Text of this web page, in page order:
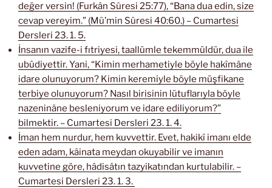
değer versin! (Furkân Sûresi 25:77), “Bana dua edin, size
cevap vereyim.” (Mü’min Sûresi 40:60.) – Cumartesi
Dersleri 23. 1. 5.
İnsanın vazife-i fıtriyesi, taallümle tekemmüldür, dua ile
ubûdiyettir. Yani, “Kimin merhametiyle böyle hakîmâne
idare olunuyorum? Kimin keremiyle böyle müşfikane
terbiye olunuyorum? Nasıl birisinin lütuflarıyla böyle
nazeninâne besleniyorum ve idare ediliyorum?”
bilmektir. – Cumartesi Dersleri 23. 1. 4.
İman hem nurdur, hem kuvvettir. Evet, hakikî imanı elde
eden adam, kâinata meydan okuyabilir ve imanın
kuvvetine göre, hâdisâtın tazyikatından kurtulabilir. –
Cumartesi Dersleri 23. 1. 3.